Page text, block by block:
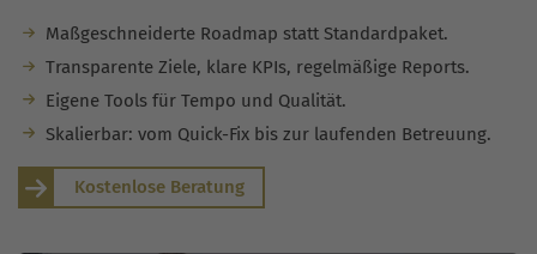
Maßgeschneiderte Roadmap statt Standardpaket.
Transparente Ziele, klare KPIs, regelmäßige Reports.
Eigene Tools für Tempo und Qualität.
Skalierbar: vom Quick-Fix bis zur laufenden Betreuung.
Kostenlose Beratung